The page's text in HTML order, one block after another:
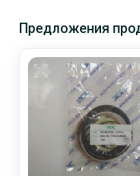
Предложения